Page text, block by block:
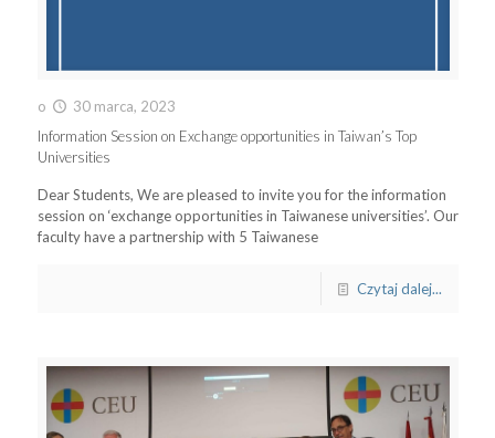
o
30 marca, 2023
Information Session on Exchange opportunities in Taiwan’s Top
Universities
Dear Students, We are pleased to invite you for the information
session on ‘exchange opportunities in Taiwanese universities’. Our
faculty have a partnership with 5 Taiwanese
Czytaj dalej...